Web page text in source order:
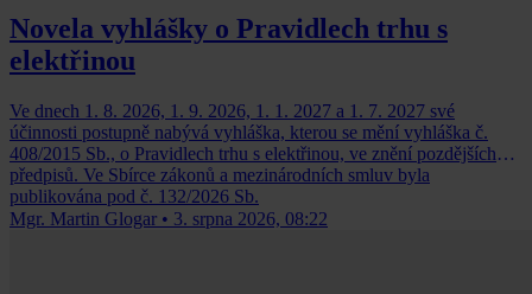
Novela vyhlášky o Pravidlech trhu s
elektřinou
Ve dnech 1. 8. 2026, 1. 9. 2026, 1. 1. 2027 a 1. 7. 2027 své
účinnosti postupně nabývá vyhláška, kterou se mění vyhláška č.
408/2015 Sb., o Pravidlech trhu s elektřinou, ve znění pozdějších
předpisů. Ve Sbírce zákonů a mezinárodních smluv byla
publikována pod č. 132/2026 Sb.
Mgr. Martin Glogar • 3. srpna 2026, 08:22